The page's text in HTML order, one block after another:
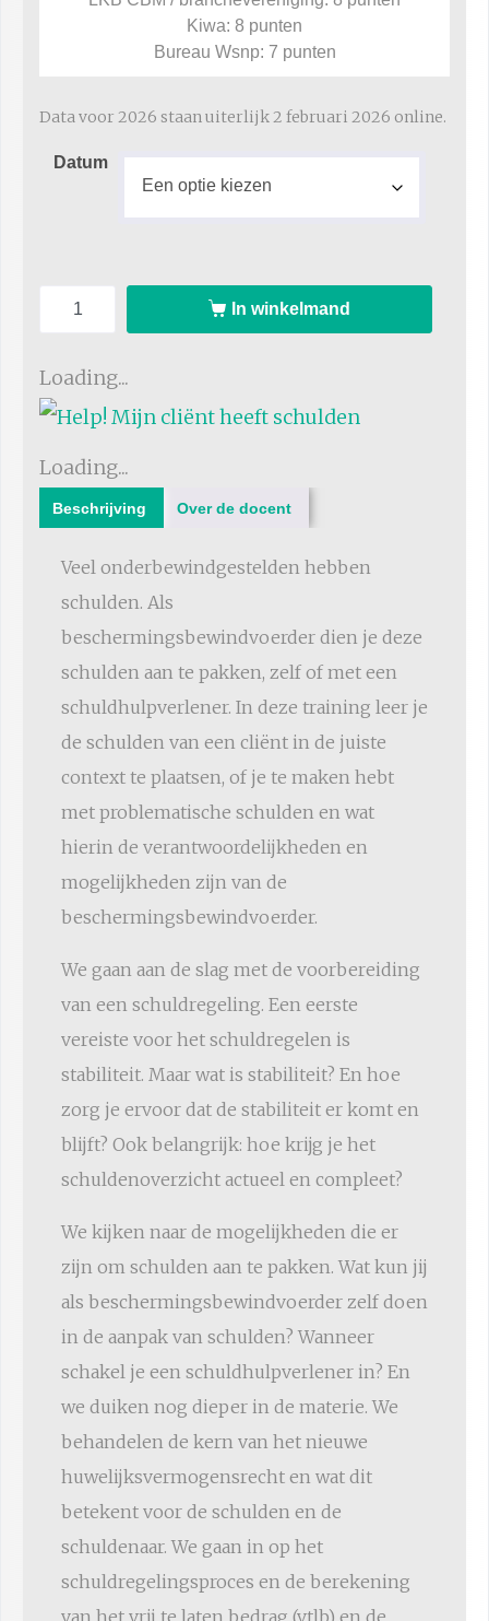
Kiwa: 8 punten
Bureau Wsnp: 7 punten
Data voor 2026 staan uiterlijk 2 februari 2026 online.
Datum
In winkelmand
Loading...
Loading...
Beschrijving Over de docent
Veel onderbewindgestelden hebben
schulden. Als
beschermingsbewindvoerder dien je deze
schulden aan te pakken, zelf of met een
schuldhulpverlener. In deze training leer je
de schulden van een cliënt in de juiste
context te plaatsen, of je te maken hebt
met problematische schulden en wat
hierin de verantwoordelijkheden en
mogelijkheden zijn van de
beschermingsbewindvoerder.
We gaan aan de slag met de voorbereiding
van een schuldregeling. Een eerste
vereiste voor het schuldregelen is
stabiliteit. Maar wat is stabiliteit? En hoe
zorg je ervoor dat de stabiliteit er komt en
blijft? Ook belangrijk: hoe krijg je het
schuldenoverzicht actueel en compleet?
We kijken naar de mogelijkheden die er
zijn om schulden aan te pakken. Wat kun jij
als beschermingsbewindvoerder zelf doen
in de aanpak van schulden? Wanneer
schakel je een schuldhulpverlener in? En
we duiken nog dieper in de materie. We
behandelen de kern van het nieuwe
huwelijksvermogensrecht en wat dit
betekent voor de schulden en de
schuldenaar. We gaan in op het
schuldregelingsproces en de berekening